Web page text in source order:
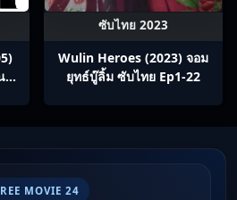
ย
ซับไทย 2023
Wulin Heroes (2023) จอม
ยุทธ์บู๊ลิ้ม ซับไทย Ep1-22
MOVIE 24